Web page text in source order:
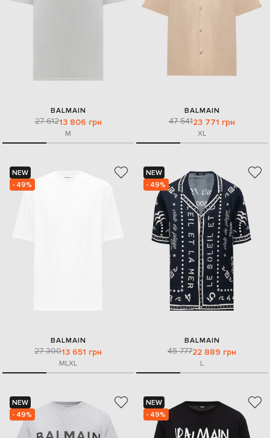
BALMAIN
27 61213 806 грн
M
BALMAIN
47 54123 771 грн
XL
NEW
- 49%
BALMAIN
27 30013 651 грн
MLXL
NEW
- 49%
BALMAIN
45 77722 889 грн
L
NEW
- 49%
NEW
- 49%